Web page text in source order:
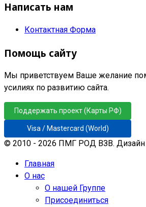
Написать нам
Контактная Форма
Помощь сайту
Мы приветствуем Ваше желание
усилиях по развитию сайта.
Поддержать проект (Карты РФ)
Visa / Mastercard (World)
© 2010 - 2026 ПМГ РОД ВЗВ. Дизайн
Главная
О нас
О нашей Группе
Присоединиться